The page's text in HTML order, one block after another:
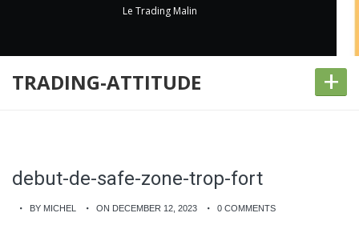
Le Trading Malin
TRADING-ATTITUDE +
debut-de-safe-zone-trop-fort
BY MICHEL ON DECEMBER 12, 2023 0 COMMENTS